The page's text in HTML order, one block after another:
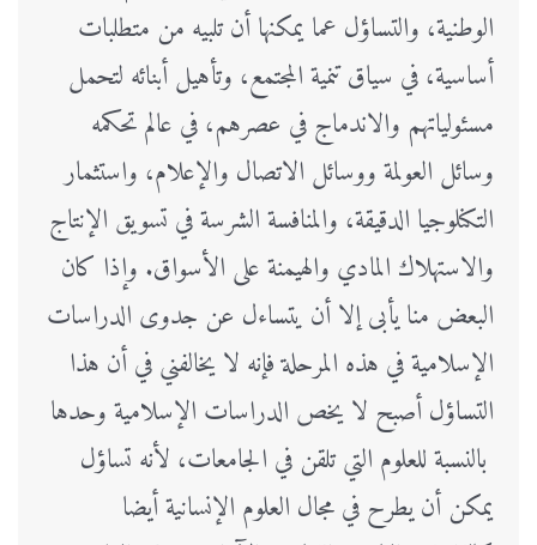
الوطنية، والتساؤل عما يمكنها أن تلبيه من متطلبات
أساسية، في سياق تنمية المجتمع، وتأهيل أبنائه لتحمل
مسئولياتهم والاندماج في عصرهم، في عالم تحكمه
وسائل العولمة ووسائل الاتصال والإعلام، واستثمار
التكنلوجيا الدقيقة، والمنافسة الشرسة في تسويق الإنتاج
والاستهلاك المادي والهيمنة على الأسواق. وإذا كان
البعض منا يأبى إلا أن يتساءل عن جدوى الدراسات
الإسلامية في هذه المرحلة فإنه لا يخالفني في أن هذا
التساؤل أصبح لا يخص الدراسات الإسلامية وحدها
بالنسبة للعلوم التي تلقن في الجامعات، لأنه تساؤل
يمكن أن يطرح في مجال العلوم الإنسانية أيضا